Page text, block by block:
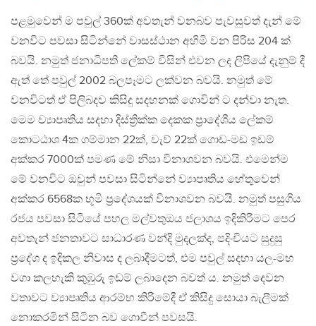
පළමුවෙන් ම පවුල් 360ක් අවතැන් වනබව පැවසුවත් දැන් මේ
වනවිට පවසා සිටින්නේ වාසස්ථාන අහිමි වන පිරිස 204 ක්
බවයි. නමුත් ජනාධිපති ලේකම් විසින් එවන ලද ලිපියේ දැනුම් දී
ඇත්‍ තේ පවුල් 2002 බලපෑමට ලක්වන බවයි. නමුත් මේ
වනවිටත් ඒ පිලිබදව කිසිදු සදහනක් ගොවින් ට දන්වා නැත.
මෙම ව්‍යාපෘතිය සදහා දිස්ත්‍රික්ක දෙකක ප්‍රාදේශීය ලේකම්
කොටඨාශ 4ක ගම්මාන 22ක්, වැව් 22ක් ගොඩ-මඩ ඉඩම්
අක්කර 7000ක් පමණ මේ නිසා විනාශවන බවයි. එමෙන්ම
මේ වනවිට ඔවුන් පවසා සිටින්නේ ව්‍යාපෘතිය හේතුවෙන්
අක්කර 6568ක භූමි ප්‍රදේශයක් විනාශවන බවයි. නමුත් පසුගිය
රජය පවසා සිටියේ පහල මල්වතුඔය ජලාශය ඉදිකිරිමට පෙර
අවතැන් ජනතාවට සාධාරණ වන්දි මුදලක්ද, පදිංචියට සුදුසු
ප්‍රදේශ ද ඉදිකල නිවාස ද ලබාදීමටත්, එම පවුල් සදහා යල-මහ
වගා කලහැකි කුඹුරු ඉඩම් ලබාදෙන බවත් ය. නමුත් දෙවන
වතාවට ව්‍යාපෘතිය ආරම්භ කිරිමේදී ඒ කිසිදු සොයා බැලීමක්
නොකරමින් සිටින බව ගොවීන් පවසයි.